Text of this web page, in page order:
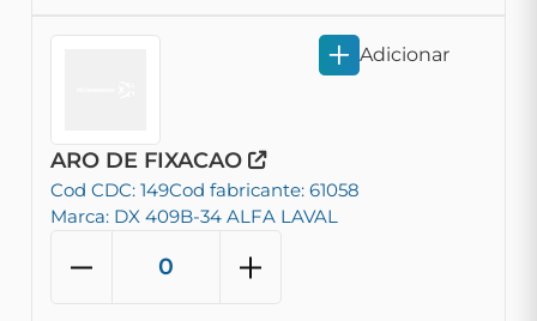
ARO DE FIXACAO
Cod CDC: 149Cod fabricante: 61058
Marca: DX 409B-34 ALFA LAVAL
Adicionar